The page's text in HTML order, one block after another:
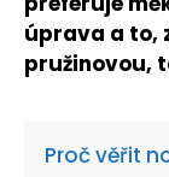
úprava a to,
pružinovou,
Proč věřit